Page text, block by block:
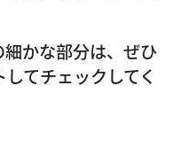
かな部分は、ぜひ
てチェックしてく